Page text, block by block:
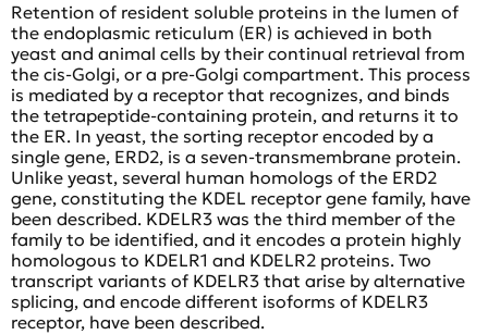
Retention of resident soluble proteins in the lumen of
the endoplasmic reticulum (ER) is achieved in both
yeast and animal cells by their continual retrieval from
the cis-Golgi, or a pre-Golgi compartment. This process
is mediated by a receptor that recognizes, and binds
the tetrapeptide-containing protein, and returns it to
the ER. In yeast, the sorting receptor encoded by a
single gene, ERD2, is a seven-transmembrane protein.
Unlike yeast, several human homologs of the ERD2
gene, constituting the KDEL receptor gene family, have
been described. KDELR3 was the third member of the
family to be identified, and it encodes a protein highly
homologous to KDELR1 and KDELR2 proteins. Two
transcript variants of KDELR3 that arise by alternative
splicing, and encode different isoforms of KDELR3
receptor, have been described.